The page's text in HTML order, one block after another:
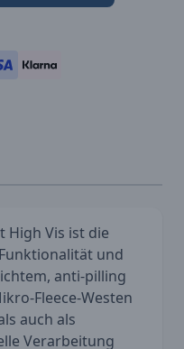
High Vis ist die
und
anti-pilling
Fleece-Westen
auch als
Verarbeitung